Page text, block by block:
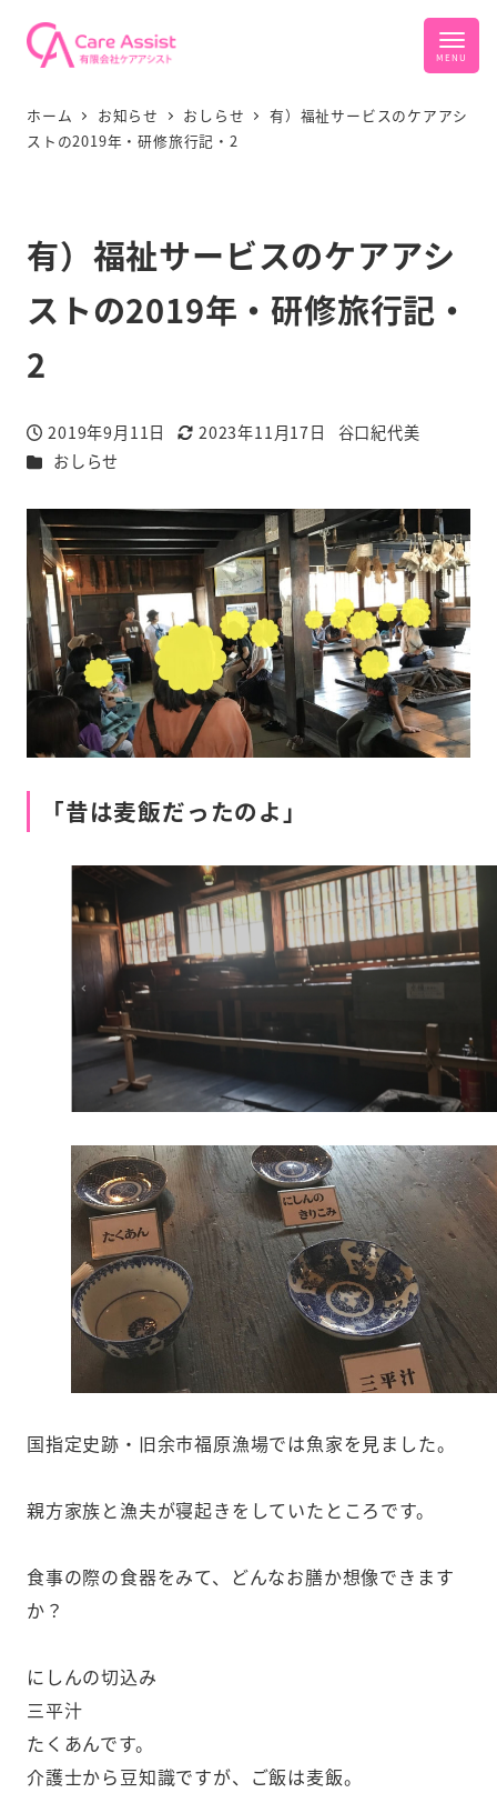
ホーム お知らせ おしらせ
有）福祉サービスのケアアシ
ストの2019年・研修旅行記・2
有）福祉サービスのケアアシ
ストの2019年・研修旅行記・
2
投稿日
2019年9月11日
更新日
2023年11月17日
著
谷口紀代美
カテゴリー
おしらせ
「昔は麦飯だったのよ」
国指定史跡・旧余市福原漁場では魚家を見ました。
親方家族と漁夫が寝起きをしていたところです。
食事の際の食器をみて、どんなお膳か想像できます
か？
にしんの切込み
三平汁
たくあんです。
介護士から豆知識ですが、ご飯は麦飯。